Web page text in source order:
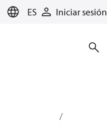
ES Iniciar sesión
heating